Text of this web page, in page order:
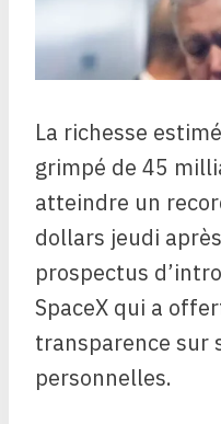
La richesse
grimpé de 45
atteindre un
dollars jeudi
prospectus
SpaceX qui a
transparence sur
personnelles.